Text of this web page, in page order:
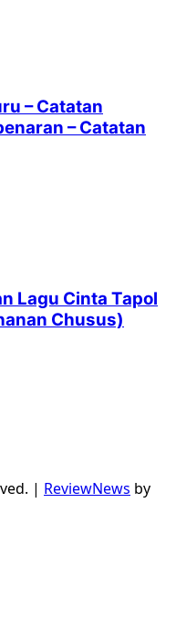
– Catatan
– Catatan
Lagu Cinta Tapol
Chusus)
| ReviewNews by